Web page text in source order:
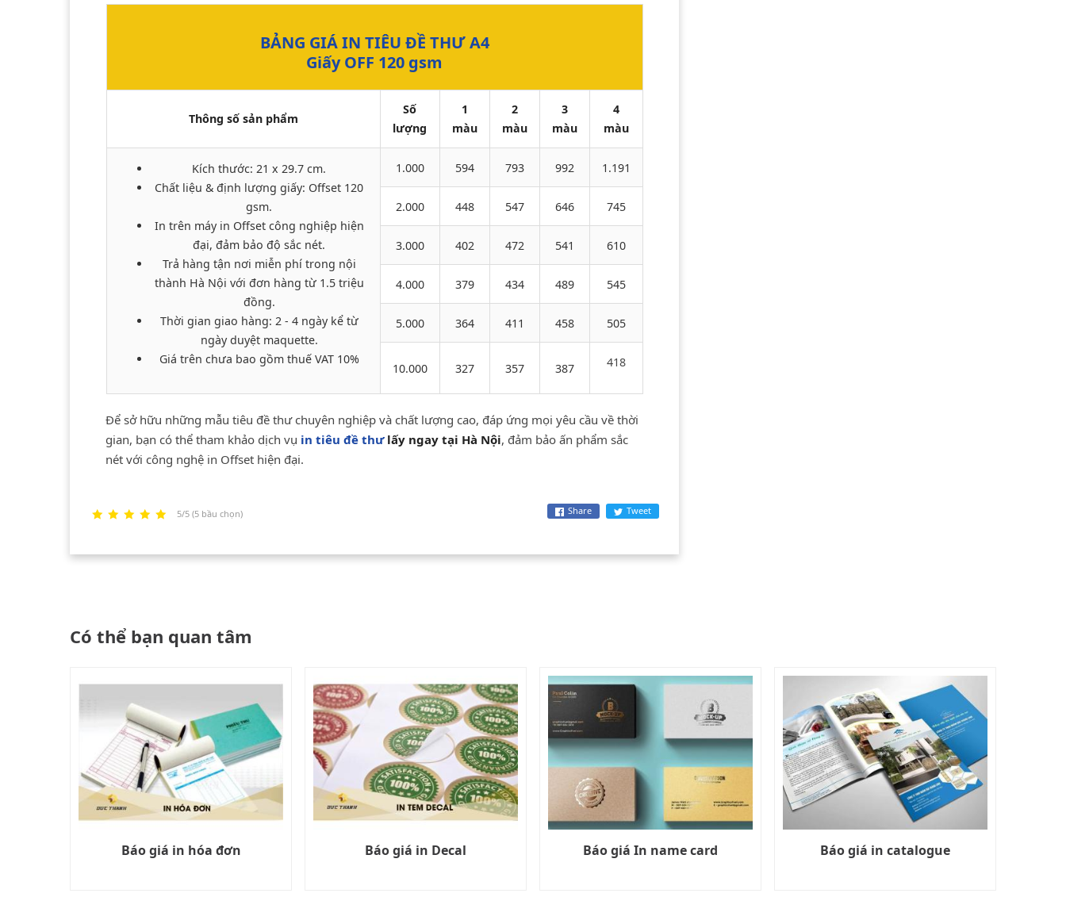
BẢNG GIÁ IN TIÊU ĐỀ THƯ A4
Giấy OFF 120 gsm
Thông số sản phẩm
Số
lượng
1
màu
2
màu
3
màu
4
màu
Kích thước: 21 x 29.7 cm.
Chất liệu & định lượng giấy: Offset 120
gsm.
In trên máy in Offset công nghiệp hiện
đại, đảm bảo độ sắc nét.
Trả hàng tận nơi miễn phí trong nội
thành Hà Nội với đơn hàng từ 1.5 triệu
đồng.
Thời gian giao hàng: 2 - 4 ngày kể từ
ngày duyệt maquette.
Giá trên chưa bao gồm thuế VAT 10%
1.000 594 793 992 1.191
2.000 448 547 646 745
3.000 402 472 541 610
4.000 379 434 489 545
5.000 364 411 458 505
10.000 327 357 387 418
Để sở hữu những mẫu tiêu đề thư chuyên nghiệp và chất lượng cao, đáp ứng mọi yêu cầu về thời
gian, bạn có thể tham khảo dịch vụ in tiêu đề thưlấy ngay tại Hà Nội, đảm bảo ấn phẩm sắc
nét với công nghệ in Offset hiện đại.
5/5 (5 bầu chọn) Share Tweet
Có thể bạn quan tâm
Báo giá in hóa đơn Báo giá in Decal Báo giá In name card Báo giá in catalogue